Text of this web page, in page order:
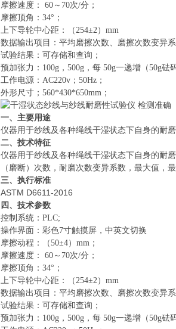
摩擦速度：
60 ～ 70次/分；
摩擦顶角： 34°；
上下导轮中心距：（254±2） mm
数据输出项目：平均磨擦次数、磨擦次数变异系
试验结果：可存储和查询；
预加张力： 100g ， 500g ，每 50g一递增 （50g砝
工作电源： AC220v ； 50Hz ；
外形尺寸； 560*430*650mm；
一、 主要用途
仪器用于纱线及各种绳线干湿状态下自身的耐磨
二、技术特征
仪器用于纱线及各种绳线干湿状态下自身的耐
（ 磨断） 次数，耐磨次数变异系数，最大值，最
三、执行标准
ASTM D6611-2016
四、技术参数
控制系统： PLC;
操作界面：彩色7寸触摸屏，中英文切换
摩擦动程：（50±4） mm ；
摩擦速度： 60 ～ 70次/分；
摩擦顶角： 34°；
上下导轮中心距：（254±2） mm
数据输出项目：平均磨擦次数、磨擦次数变异系
试验结果：可存储和查询；
预加张力： 100g ， 500g ，每 50g一递增 （50g砝